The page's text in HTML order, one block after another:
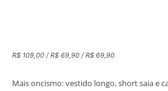
R$ 109,00 / R$ 69,90 / R$ 69,90
Mais oncismo: vestido longo, short saia e